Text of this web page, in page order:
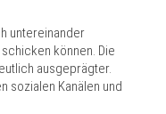
untereinander
können. Die
ausgeprägter.
sozialen Kanälen und